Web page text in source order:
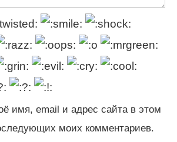
имя, email и адрес сайта в этом
моих комментариев.